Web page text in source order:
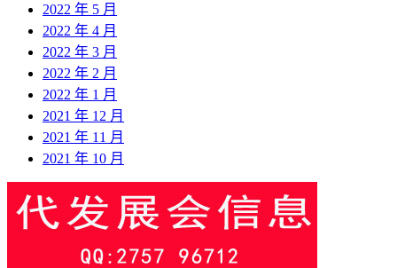
2022 年 5 月
2022 年 4 月
2022 年 3 月
2022 年 2 月
2022 年 1 月
2021 年 12 月
2021 年 11 月
2021 年 10 月